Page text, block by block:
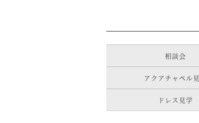
相談会
アクアチャペル
ドレス見学